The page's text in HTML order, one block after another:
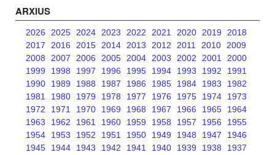
ARXIUS
2026 2025 2024 2023 2022 2021 2020 2019
2018
2017
2016 2015 2014 2013 2012 2011 2010
2009
2008
2007 2006 2005 2004 2003 2002 2001
2000
1999
1998 1997 1996 1995 1994 1993 1992
1991
1990
1989 1988 1987 1986 1985 1984 1983
1982
1981
1980 1979 1978 1977 1976 1975 1974
1973
1972
1971 1970 1969 1968 1967 1966 1965
1964
1963
1962 1961 1960 1959 1958 1957 1956
1955
1954
1953 1952 1951 1950 1949 1948 1947
1946
1945
1944 1943 1942 1941 1940 1939 1938
1937